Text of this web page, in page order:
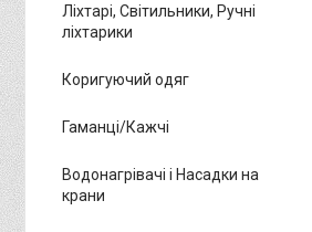
Ліхтарі, Світильники, Ручні
ліхтарики
Коригуючий одяг
Гаманці/Кажчі
Водонагрівачі і Насадки на
крани